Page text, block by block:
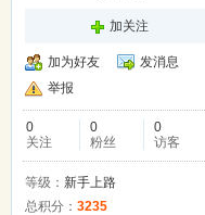
加关注
加为好友
发消息
举报
0
关注
0
粉丝
0
访客
等级： 新手上路
总积分： 3235